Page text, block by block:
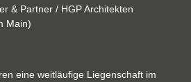
& Partner / HGP Architekten
Main)
eine weitläufige Liegenschaft im